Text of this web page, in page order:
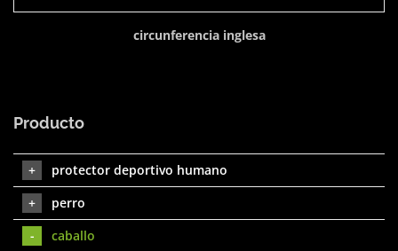
circunferencia inglesa
Producto
protector deportivo humano
perro
caballo